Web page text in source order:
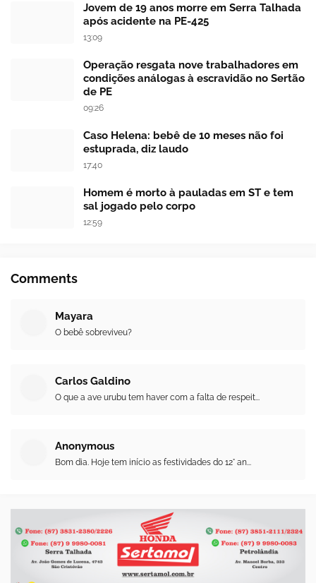
Jovem de 19 anos morre em Serra Talhada
após acidente na PE-425
13:09
Operação resgata nove trabalhadores em
condições análogas à escravidão no Sertão
de PE
09:26
Caso Helena: bebê de 10 meses não foi
estuprada, diz laudo
17:40
Homem é morto à pauladas em ST e tem
sal jogado pelo corpo
12:59
Comments
Mayara
O bebê sobreviveu?
Carlos Galdino
O que a ave urubu tem haver com a falta de respeit...
Anonymous
Bom dia. Hoje tem início as festividades do 12° an...